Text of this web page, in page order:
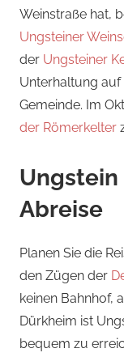
Weinstraße hat,
Ungsteiner
der Ungsteiner
Unterhaltung
Gemeinde. Im
der Römerkelter
Ungstein
Abreise
Planen Sie die
den Zügen der
keinen Bahnhof,
Dürkheim ist
bequem zu